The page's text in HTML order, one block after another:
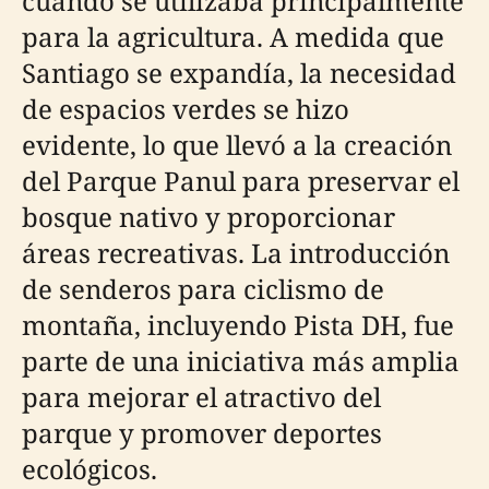
para la agricultura. A medida que
Santiago se expandía, la necesidad
de espacios verdes se hizo
evidente, lo que llevó a la creación
del Parque Panul para preservar el
bosque nativo y proporcionar
áreas recreativas. La introducción
de senderos para ciclismo de
montaña, incluyendo Pista DH, fue
parte de una iniciativa más amplia
para mejorar el atractivo del
parque y promover deportes
ecológicos.